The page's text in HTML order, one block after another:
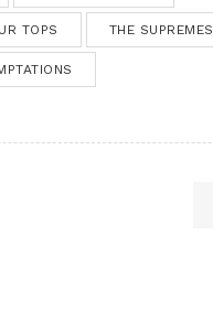
TOPS THE SUPREMES